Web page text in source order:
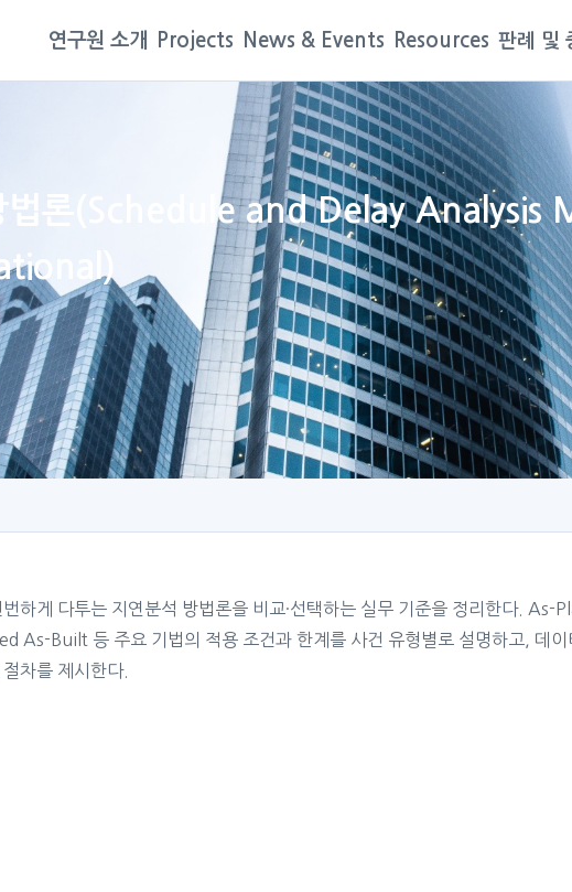
연구원 소개 Projects News & Events Resources 판례 및
법론(Schedule and Delay
번하게 다투는 지연분석 방법론을 비교·선택하는 실무 기준을 정리한다.
Built 등 주요 기법의 적용 조건과 한계를 사건 유형별로 설명하고, 데이
차를 제시한다.